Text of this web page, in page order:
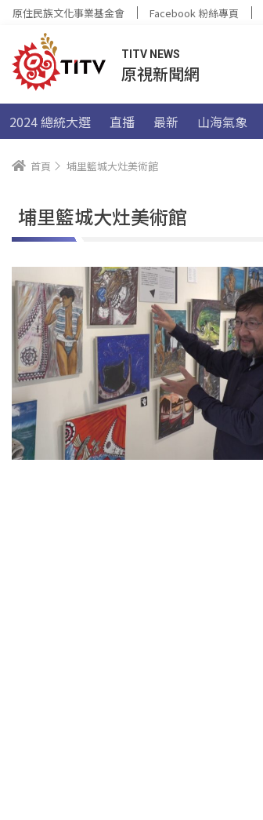
原住民族文化事業基金會 Facebook 粉絲專頁
TITV NEWS
原視新聞網
2024 總統大選 直播 最新 山海氣象
首頁 埔里籃城大灶美術館
埔里籃城大灶美術館